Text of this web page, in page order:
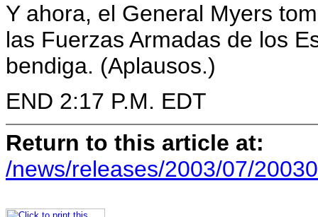
Y ahora, el General Myers
las Fuerzas Armadas de los
bendiga. (Aplausos.)
END 2:17 P.M. EDT
Return to this article at:
/news/releases/2003/07/